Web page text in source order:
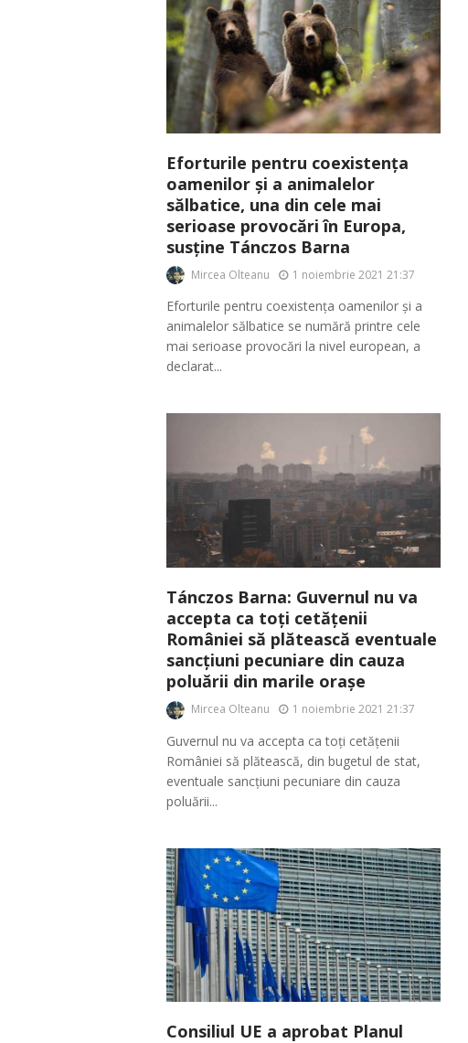
Eforturile pentru coexistența
oamenilor și a animalelor
sălbatice, una din cele mai
serioase provocări în Europa,
susține Tánczos Barna
Mircea Olteanu 1 noiembrie 2021 21:37
Eforturile pentru coexistența oamenilor și a
animalelor sălbatice se numără printre cele
mai serioase provocări la nivel european, a
declarat...
Tánczos Barna: Guvernul nu va
accepta ca toți cetățenii
României să plătească eventuale
sancțiuni pecuniare din cauza
poluării din marile orașe
Mircea Olteanu 1 noiembrie 2021 21:37
Guvernul nu va accepta ca toți cetățenii
României să plătească, din bugetul de stat,
eventuale sancțiuni pecuniare din cauza
poluării...
Consiliul UE a aprobat Planul